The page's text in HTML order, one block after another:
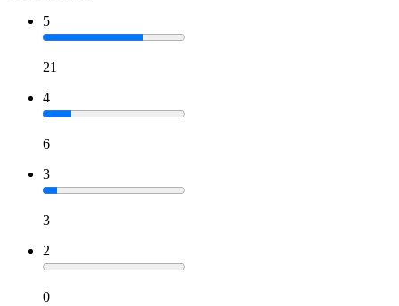
5
21
4
6
3
3
2
0